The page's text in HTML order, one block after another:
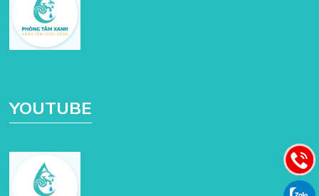
YOUTUBE